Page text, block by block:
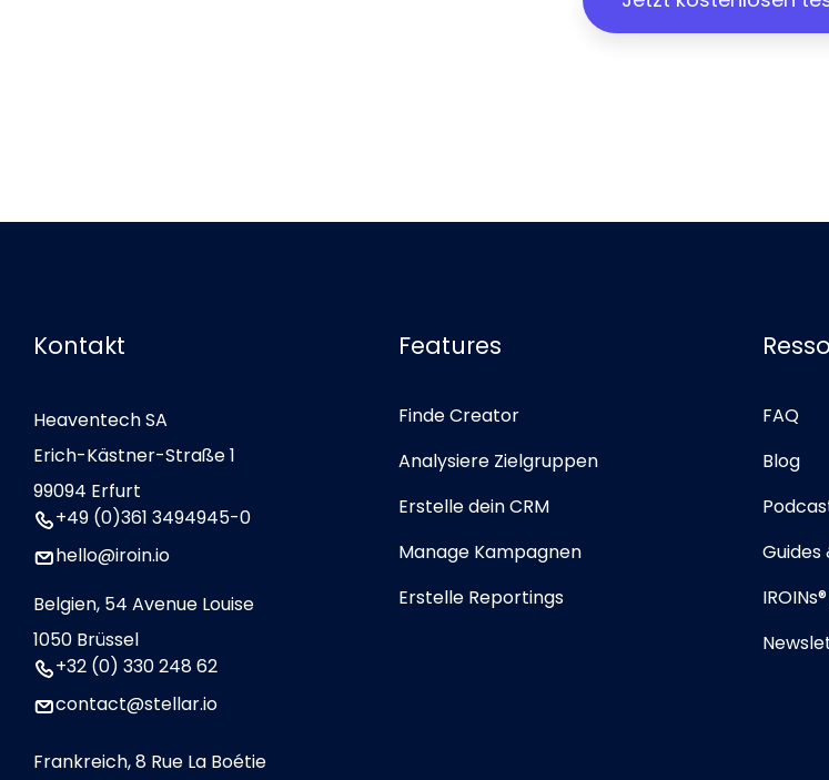
Kontakt
Heaventech SA
Erich-Kästner-Straße 1
99094 Erfurt
+49 (0)361 3494945-0
hello@iroin.io
Belgien, 54 Avenue Louise
1050 Brüssel
+32 (0) 330 248 62
contact@stellar.io
Frankreich, 8 Rue La Boétie
Features
Finde Creator
Analysiere Zielgruppen
Erstelle dein CRM
Manage Kampagnen
Erstelle Reportings
FAQ
Blog
Guides